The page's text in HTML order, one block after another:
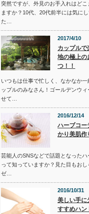
突然ですが、外見のお手入れはど
ますか？10代、20代前半には気に
た…
2017/4/10
カップルで
地の極上の
つ！！
いつもは仕事で忙しく、なかなか
ップルのみなさん！ゴールデンウ
せて…
2016/12/14
ハーブコー
かり美肌作
芸能人のSNSなどで話題となった
って知っていますか？見た目もお
ゼ…
2016/10/31
美しい手に
すすめハン